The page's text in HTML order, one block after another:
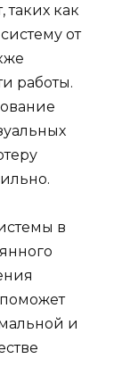
таких как
от
работы.
в
и